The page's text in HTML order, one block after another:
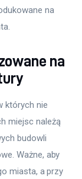
na
na
których nie
miejsc należą
budowli
Ważne, aby
miasta, a przy